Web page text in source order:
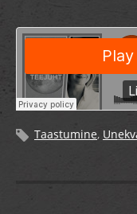
Taastumine,